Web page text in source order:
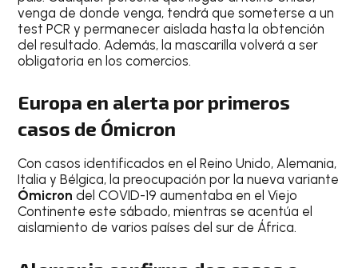
venga de donde venga, tendrá que someterse a un
test PCR y permanecer aislada hasta la obtención
del resultado. Además, la mascarilla volverá a ser
obligatoria en los comercios.
Europa en alerta por primeros
casos de Ómicron
Con casos identificados en el Reino Unido, Alemania,
Italia y Bélgica, la preocupación por la nueva variante
Ómicron del COVID-19 aumentaba en el Viejo
Continente este sábado, mientras se acentúa el
aislamiento de varios países del sur de África.